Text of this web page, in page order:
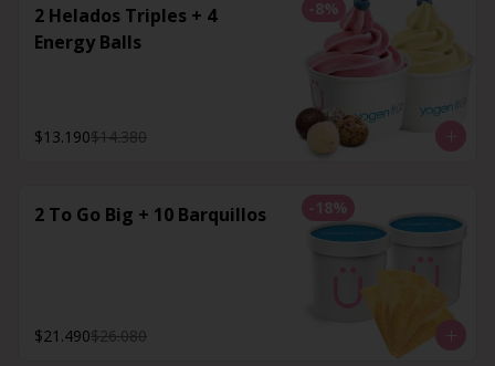
-8%
2 Helados Triples + 4
Energy Balls
$13.190$14.380
-18%
2 To Go Big + 10 Barquillos
$21.490$26.080